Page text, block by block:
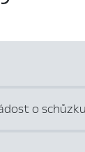
o schůzku